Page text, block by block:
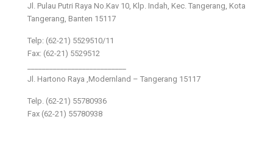
Jl. Pulau Putri Raya No.Kav 10, Klp. Indah, Kec. Tangerang, Kota
Tangerang, Banten 15117
Telp: (62-21) 5529510/11
Fax: (62-21) 5529512
Jl. Hartono Raya ,Modernland – Tangerang 15117
Telp. (62-21) 55780936
Fax (62-21) 55780938